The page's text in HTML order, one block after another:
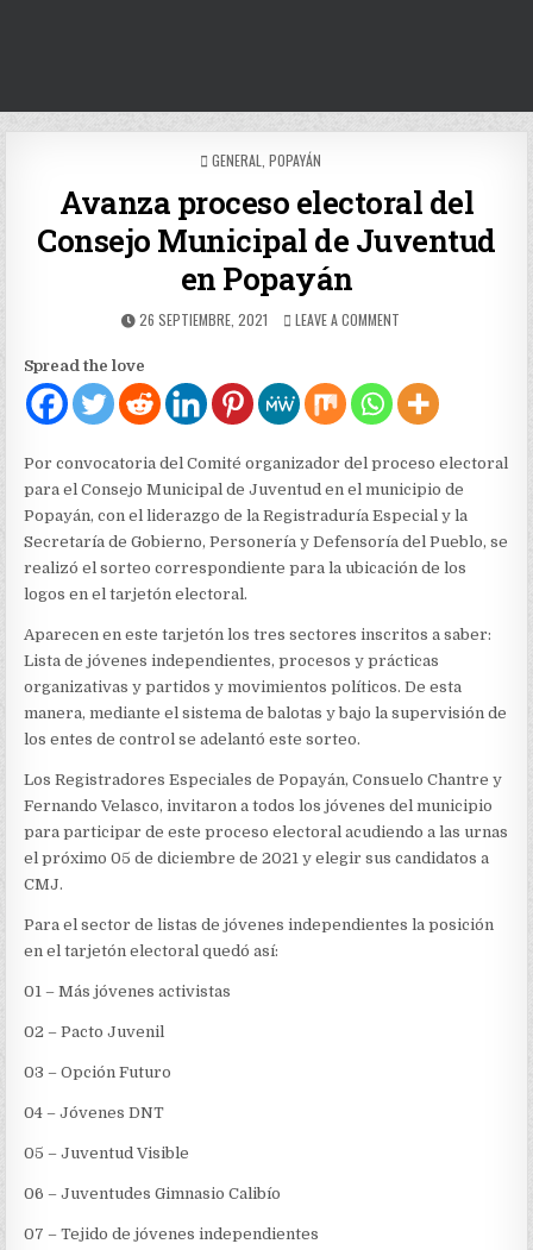
POSTED
GENERAL POPAYÁN
Avanza proceso electoral del
Consejo Municipal de Juventud
en Popayán
PUBLISHED
26 SEPTIEMBRE, 2021 LEAVE A COMMENT
ELECTORAL
DEL
CONSEJO
DE
JUVENTUD
EN
POPAYÁN
Spread the love
Por convocatoria del Comité organizador del proceso electoral
para el Consejo Municipal de Juventud en el municipio de
Popayán, con el liderazgo de la Registraduría Especial y la
Secretaría de Gobierno, Personería y Defensoría del Pueblo, se
realizó el sorteo correspondiente para la ubicación de los
logos en el tarjetón electoral.
Aparecen en este tarjetón los tres sectores inscritos a saber:
Lista de jóvenes independientes, procesos y prácticas
organizativas y partidos y movimientos políticos. De esta
manera, mediante el sistema de balotas y bajo la supervisión de
los entes de control se adelantó este sorteo.
Los Registradores Especiales de Popayán, Consuelo Chantre y
Fernando Velasco, invitaron a todos los jóvenes del municipio
para participar de este proceso electoral acudiendo a las urnas
el próximo 05 de diciembre de 2021 y elegir sus candidatos a
CMJ.
Para el sector de listas de jóvenes independientes la posición
en el tarjetón electoral quedó así:
01 – Más jóvenes activistas
02 – Pacto Juvenil
03 – Opción Futuro
04 – Jóvenes DNT
05 – Juventud Visible
06 – Juventudes Gimnasio Calibío
07 – Tejido de jóvenes independientes